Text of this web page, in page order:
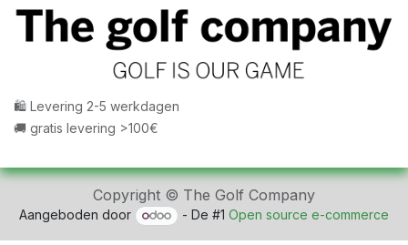
🛍 Levering 2-5 werkdagen
🚚 gratis levering >100€
Copyright © The Golf Company
Aangeboden door - De #1Open source e-commerce